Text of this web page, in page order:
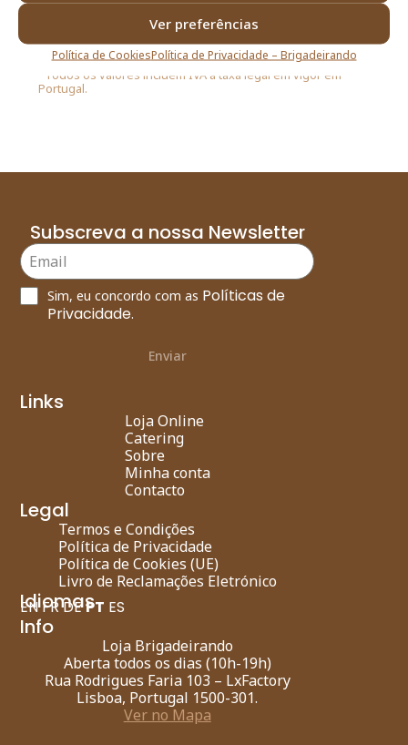
Ver preferências
Política de CookiesPolítica de Privacidade – Brigadeirando
*As fotografias são meramente ilustrativas.
*Todos os valores incluem IVA à taxa legal em vigor em
Portugal.
Subscreva a nossa Newsletter
Sim, eu concordo com as Políticas de
Privacidade.
Enviar
Links
Loja Online
Catering
Sobre
Minha conta
Contacto
Legal
Termos e Condições
Política de Privacidade
Política de Cookies (UE)
Livro de Reclamações Eletrónico
Idiomas
EN FR DEPT ES
Info
Loja Brigadeirando
Aberta todos os dias (10h-19h)
Rua Rodrigues Faria 103 – LxFactory
Lisboa, Portugal 1500-301.
Ver no Mapa